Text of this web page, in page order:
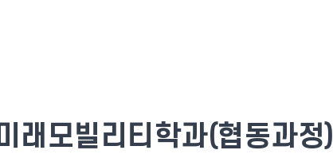
미래모빌리티학과(협동과정)